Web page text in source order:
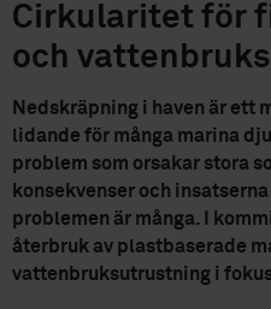
Cirkularitet för
och
Nedskräpning i haven är ett
lidande för många marina
problem som orsakar stora
konsekvenser och
problemen är många. I
återbruk av plastbaserade
vattenbruksutrustning i